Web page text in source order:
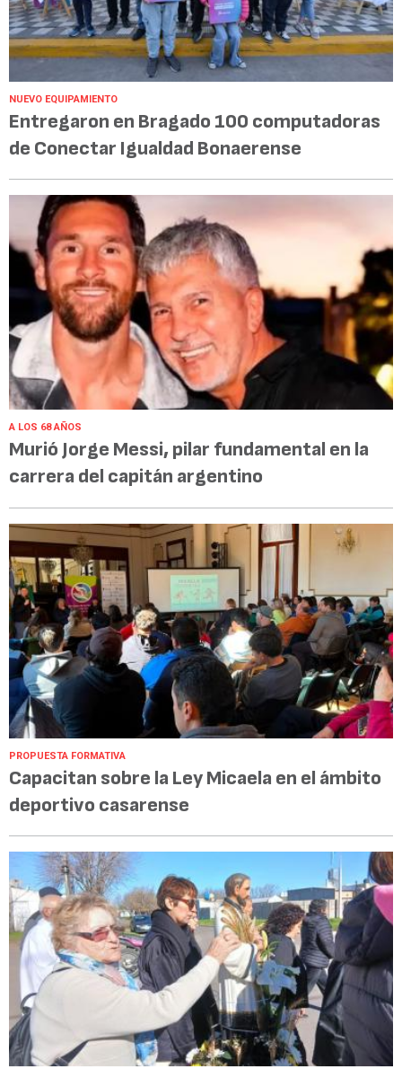
NUEVO EQUIPAMIENTO
Entregaron en Bragado 100 computadoras
de Conectar Igualdad Bonaerense
A LOS 68 AÑOS
Murió Jorge Messi, pilar fundamental en la
carrera del capitán argentino
PROPUESTA FORMATIVA
Capacitan sobre la Ley Micaela en el ámbito
deportivo casarense